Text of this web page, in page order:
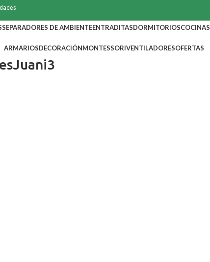
SEPARADORES DE AMBIENTEENTRADITASDORMITORIOSCOCINAS
ARMARIOSDECORACIÓNMONTESSORIVENTILADORESOFERTAS